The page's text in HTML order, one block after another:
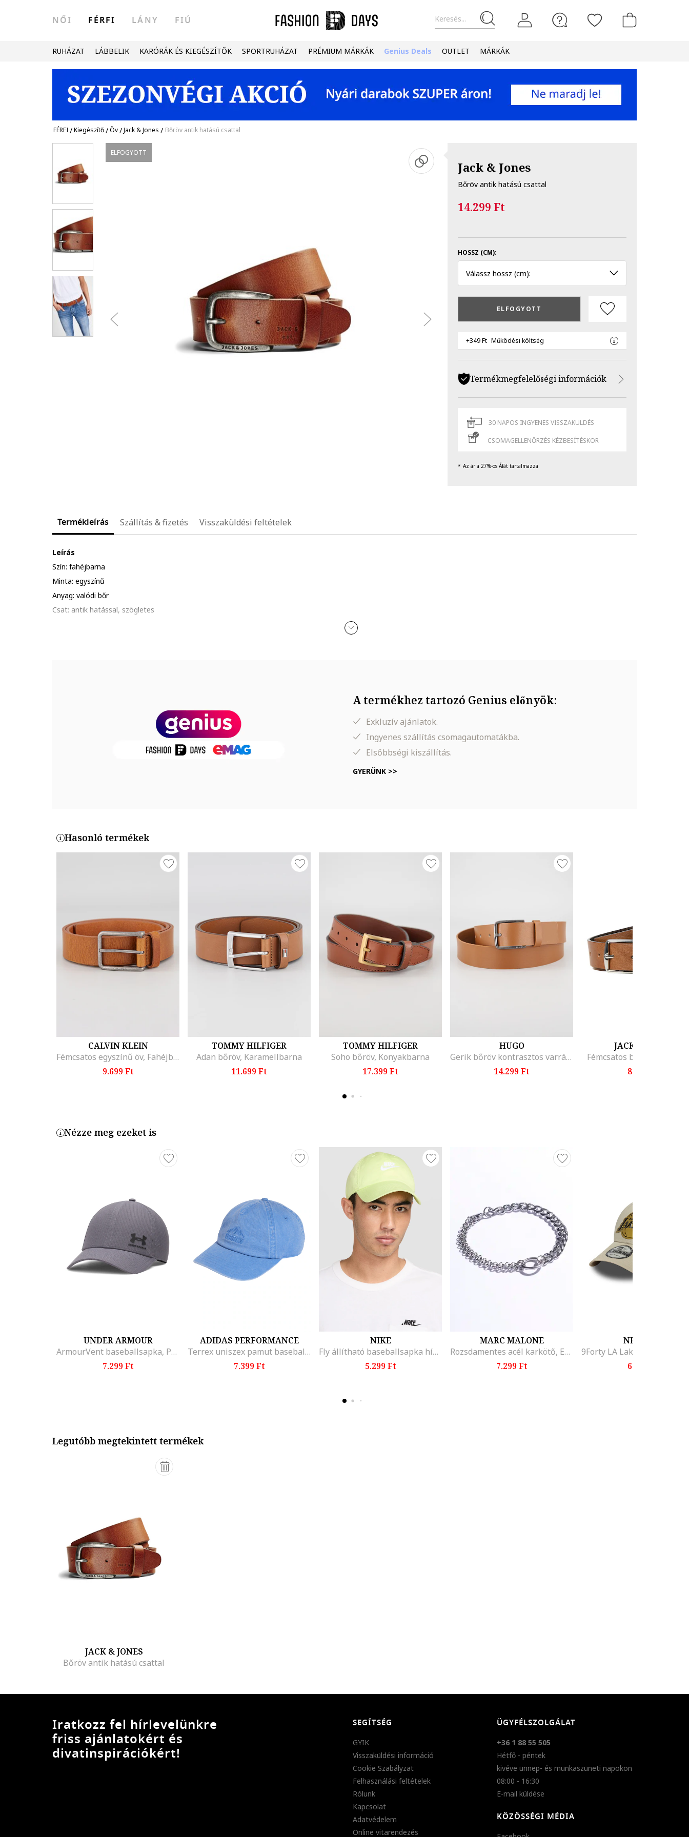
Keresés...
NŐI FÉRFI LÁNY FIÚ
RUHÁZAT LÁBBELIK KARÓRÁK ÉS KIEGÉSZÍTŐK SPORTRUHÁZAT PRÉMIUM MÁRKÁK Genius Deals OUTLET MÁRKÁK
FÉRFI/Kiegészítő/Öv/Jack & Jones / Bőröv antik hatású csattal
ELFOGYOTT
Jack & Jones
Bőröv antik hatású csattal
14.299 Ft
HOSSZ (CM):
Válassz hossz (cm):
ELFOGYOTT
+349 Ft Működési költség
Termékmegfelelőségi információk
30 NAPOS INGYENES VISSZAKÜLDÉS
CSOMAGELLENŐRZÉS KÉZBESÍTÉSKOR
Az ár a 27%-os Áfát tartalmazza
Termékleírás Szállítás & fizetés Visszaküldési feltételek
Leírás
Szín: fahéjbarna
Minta: egyszínű
Anyag: valódi bőr
Csat: antik hatással, szögletes
A termékhez tartozó Genius előnyök:
Exkluzív ajánlatok.
Ingyenes szállítás csomagautomatákba.
Elsőbbségi kiszállítás.
GYERÜNK >>
Hasonló termékek
CALVIN KLEIN
Fémcsatos egyszínű öv, Fahéjbarna
9.699 Ft
TOMMY HILFIGER
Adan bőröv, Karamellbarna
11.699 Ft
TOMMY HILFIGER
Soho bőröv, Konyakbarna
17.399 Ft
HUGO
Gerik bőröv kontrasztos varrással, Fahéjbarna
14.299 Ft
JACK & JONES
Fémcsatos bőröv,
8.599 Ft
Nézze meg ezeket is
UNDER ARMOUR
ArmourVent baseballsapka, Púderlila/Púderlila
7.299 Ft
ADIDAS PERFORMANCE
Terrex uniszex pamut baseballsapka, Világoskék
7.399 Ft
NIKE
Fly állítható baseballsapka hímzett logóval, Fehér/Halványsárga
5.299 Ft
MARC MALONE
Rozsdamentes acél karkötő, Ezüstszín
7.299 Ft
NEW ERA
6.299 Ft
Legutóbb megtekintett termékek
JACK & JONES
Bőröv antik hatású csattal
Iratkozz fel hírlevelünkre
friss ajánlatokért és
divatinspirációkért!
SEGÍTSÉG
GYIK
Visszaküldési információ
Cookie Szabályzat
Felhasználási feltételek
Rólunk
Kapcsolat
Adatvédelem
Online vitarendezés
ÜGYFÉLSZOLGÁLAT
+36 1 88 55 505
Hétfő - péntek
kivéve ünnep- és munkaszüneti napokon
08:00 - 16:30
E-mail küldése
KÖZÖSSÉGI MÉDIA